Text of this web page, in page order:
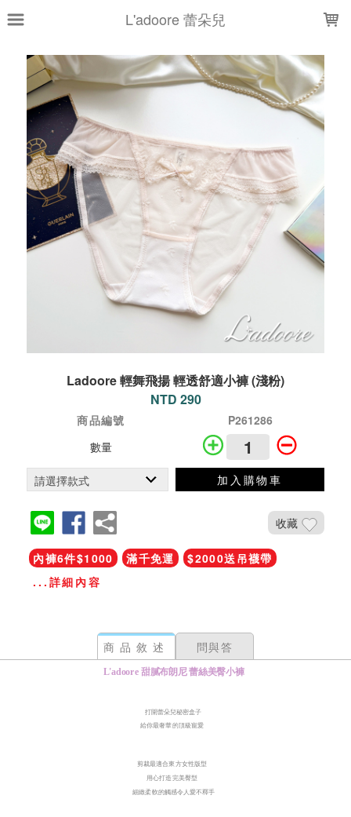
L'adoore 蕾朵兒
Ladoore 輕舞飛揚 輕透舒適小褲 (淺粉)
NTD 290
商品編號
P261286
數量
加入購物車
收藏
內褲6件$1000 滿千免運
$2000送吊襪帶
...詳細內容
商品敘述 問與答